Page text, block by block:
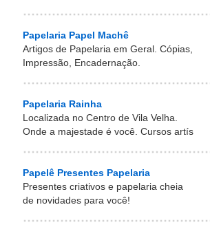
Papelaria Papel Machê
Artigos de Papelaria em Geral. Cópias,
Impressão, Encadernação.
Papelaria Rainha
Localizada no Centro de Vila Velha.
Onde a majestade é você. Cursos artís
Papelê Presentes Papelaria
Presentes criativos e papelaria cheia
de novidades para você!